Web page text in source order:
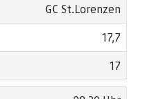
GC St.Lorenzen
17,7
17